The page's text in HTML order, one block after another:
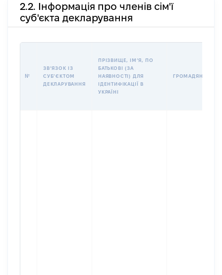
2.2. Інформація про членів сім'ї
суб'єкта декларування
№
ЗВʼЯЗОК ІЗ
СУБʼЄКТОМ
ДЕКЛАРУВАННЯ
ПРІЗВИЩЕ, ІМʼЯ, ПО
БАТЬКОВІ (ЗА
НАЯВНОСТІ) ДЛЯ
ІДЕНТИФІКАЦІЇ В
УКРАЇНІ
ГРОМАДЯНСТВО